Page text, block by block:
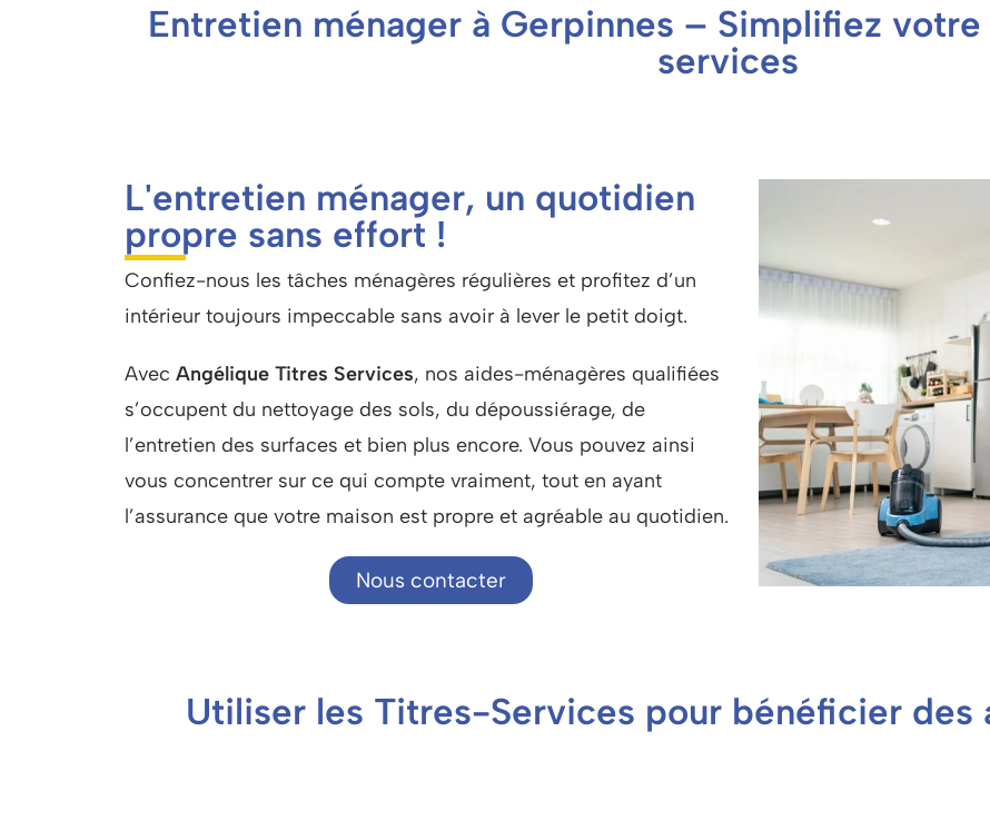
Entretien ménager à Gerpinnes – Simplifiez
services
L'entretien ménager, un quotidien
propre sans effort !
Confiez-nous les tâches ménagères régulières et profitez d’un
intérieur toujours impeccable sans avoir à lever le petit doigt.
Avec Angélique Titres Services, nos aides-ménagères qualifiées
s’occupent du nettoyage des sols, du dépoussiérage, de
l’entretien des surfaces et bien plus encore. Vous pouvez ainsi
vous concentrer sur ce qui compte vraiment, tout en ayant
l’assurance que votre maison est propre et agréable au quotidien.
Nous contacter
Utiliser les Titres-Services pour bénéficier des